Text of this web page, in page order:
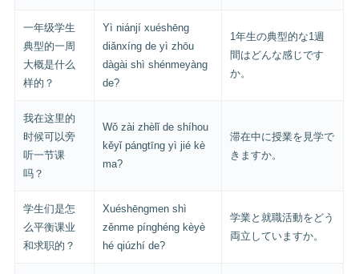
一年级学生
典型的一周
大概是什么
样的？
Yì niánjí xuéshēng
diǎnxíng de yì zhōu
dàgài shì shénmeyàng
de?
1年生の典型的な1週
間はどんな感じです
か。
我在这里的
时候可以旁
听一节课
吗？
Wǒ zài zhèlǐ de shíhou
kěyǐ pángtīng yì jié kè
ma?
滞在中に授業を見学で
きますか。
学生们是怎
么平衡课业
和求职的？
Xuéshēngmen shì
zěnme pínghéng kèyè
hé qiúzhí de?
学業と就職活動をどう
両立していますか。